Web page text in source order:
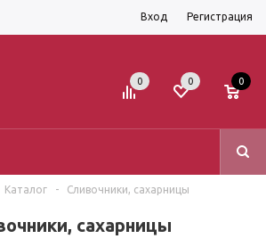
Вход Регистрация
0 0 0
Каталог - Сливочники, сахарницы
сахарницы